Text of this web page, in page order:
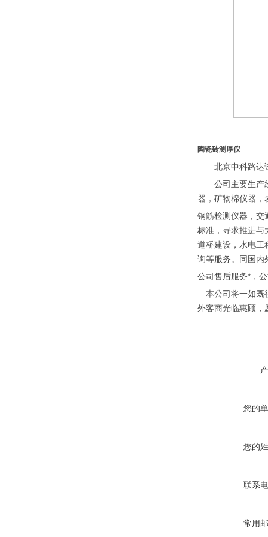
陶瓷砖测厚仪
北京中科路达
公司主要生产
器，矿物棉仪器，
钢筋检测仪器，交
标准，寻求推进与
道桥建设，水电工
询等服务。同国内
公司售后服务*，
本公司将一如既
外客商光临惠顾，
您的
您的
联系
常用